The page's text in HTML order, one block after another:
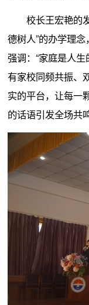
校长王宏艳的发
德树人”的办学理
强调：“家庭是人
有家校同频共振、
实的平台，让每一
的话语引发全场共